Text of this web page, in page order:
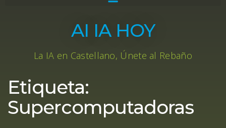
AI IA HOY
La IA en Castellano, Únete al Rebaño
Etiqueta:
Supercomputadoras